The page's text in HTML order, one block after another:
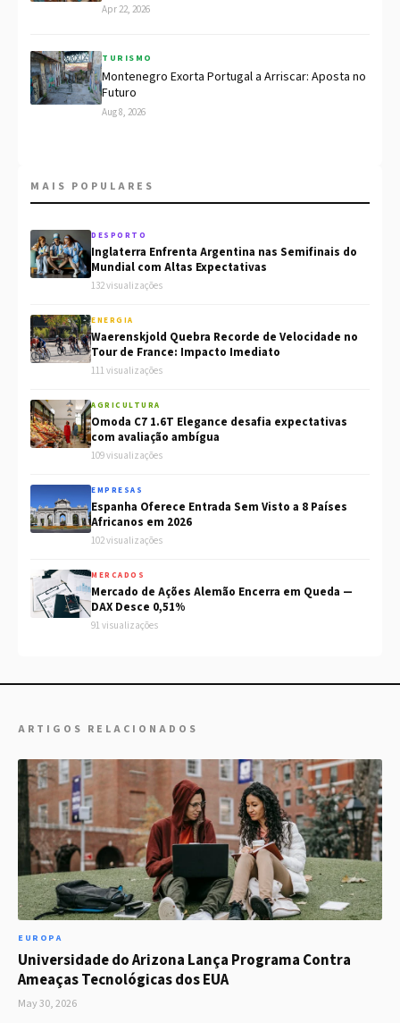
Apr 22, 2026
TURISMO
Montenegro Exorta Portugal a Arriscar: Aposta no
Futuro
Aug 8, 2026
MAIS POPULARES
DESPORTO
Inglaterra Enfrenta Argentina nas Semifinais do
Mundial com Altas Expectativas
132 visualizações
ENERGIA
Waerenskjold Quebra Recorde de Velocidade no
Tour de France: Impacto Imediato
111 visualizações
AGRICULTURA
Omoda C7 1.6T Elegance desafia expectativas
com avaliação ambígua
109 visualizações
EMPRESAS
Espanha Oferece Entrada Sem Visto a 8 Países
Africanos em 2026
102 visualizações
MERCADOS
Mercado de Ações Alemão Encerra em Queda —
DAX Desce 0,51%
91 visualizações
ARTIGOS RELACIONADOS
EUROPA
Universidade do Arizona Lança Programa Contra
Ameaças Tecnológicas dos EUA
May 30, 2026